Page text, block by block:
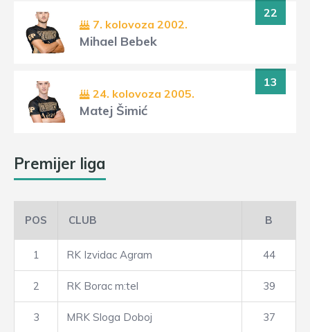
22
7. kolovoza 2002.
Mihael Bebek
13
24. kolovoza 2005.
Matej Šimić
Premijer liga
POS CLUB B
1 RK Izvidac Agram 44
2 RK Borac m:tel 39
3 MRK Sloga Doboj 37